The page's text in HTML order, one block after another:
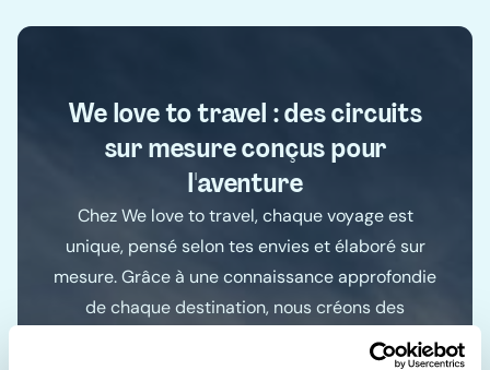
We love to travel : des circuits
sur mesure conçus pour
l'aventure
Chez We love to travel, chaque voyage est
unique, pensé selon tes envies et élaboré sur
mesure. Grâce à une connaissance approfondie
de chaque destination, nous créons des
itinéraires exclusifs pour des expériences